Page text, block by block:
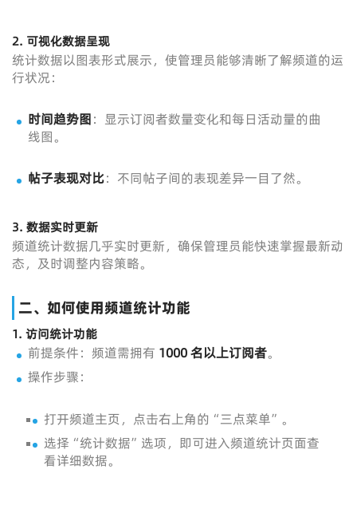
2. 可视化数据呈现
统计数据以图表形式展示，使管理员能够清晰了解频道的运
行状况：
时间趋势图：显示订阅者数量变化和每日活动量的曲
线图。
帖子表现对比：不同帖子间的表现差异一目了然。
3. 数据实时更新
频道统计数据几乎实时更新，确保管理员能快速掌握最新动
态，及时调整内容策略。
二、如何使用频道统计功能
1. 访问统计功能
前提条件：频道需拥有 1000 名以上订阅者。
操作步骤：
打开频道主页，点击右上角的“三点菜单”。
选择“统计数据”选项，即可进入频道统计页面查
看详细数据。